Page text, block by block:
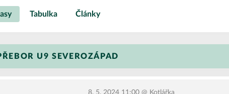
Tabulka Články
U9 SEVEROZÁPAD
8. 5. 2024 11:00@ Kotlářka